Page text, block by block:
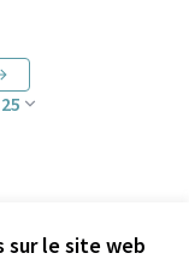
sur le site web
25